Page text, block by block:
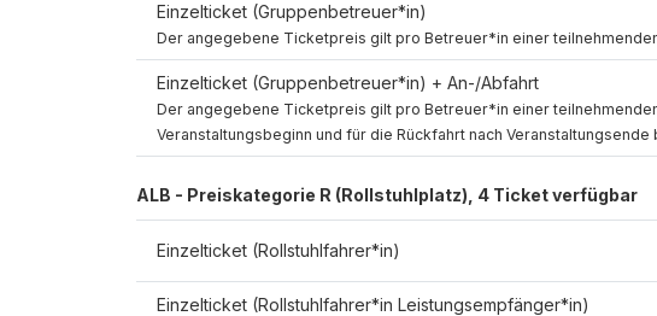
Einzelticket (Gruppenbetreuer*in)
Der angegebene Ticketpreis gilt pro Betreuer*in einer
Einzelticket (Gruppenbetreuer*in) + An-/Abfahrt
Der angegebene Ticketpreis gilt pro Betreuer*in einer
Veranstaltungsbeginn und für die Rückfahrt nach
ALB - Preiskategorie R (Rollstuhlplatz), 4 Ticket verfügbar
Einzelticket (Rollstuhlfahrer*in)
Einzelticket (Rollstuhlfahrer*in Leistungsempfänger*in)